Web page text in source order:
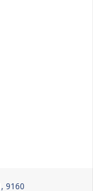
, 9160